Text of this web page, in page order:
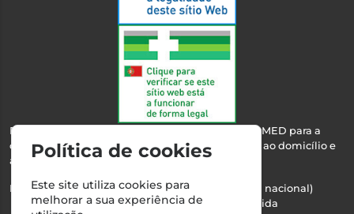
Esta farmácia encontra-se autorizada pelo INFARMED para a
dispensa de medicamentos e produtos de saúde ao domicílio e
através da internet.
Nº Infarmed: 21 798 7100 (chamada para rede fixa nacional)
Direção Técnica:Maria Teresa Almeida
Política de cookies
Este site utiliza cookies para
melhorar a sua experiência de